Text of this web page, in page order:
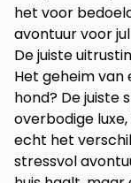
het voor
avontuur voor
De juiste
Het geheim
hond? De juiste
overbodige
echt het
stressvol